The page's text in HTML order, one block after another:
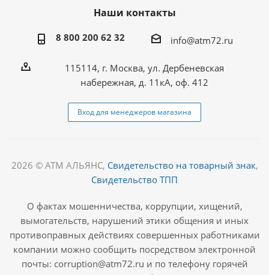
Наши контакты
8 800 200 62 32 info@atm72.ru
115114, г. Москва, ул. Дербеневская
набережная, д. 11кА, оф. 412
Вход для менеджеров магазина
2026 © АТМ АЛЬЯНС, Свидетельство на товарный знак,
Свидетельство ТПП
О фактах мошенничества, коррупции, хищений,
вымогательств, нарушений этики общения и иных
противоправных действиях совершенных работниками
компании можно сообщить посредством электронной
почты: corruption@atm72.ru и по телефону горячей